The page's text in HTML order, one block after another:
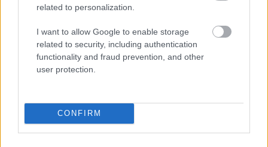
related to personalization.
I want to allow Google to enable storage
related to security, including authentication
functionality and fraud prevention, and other
user protection.
CONFIRM